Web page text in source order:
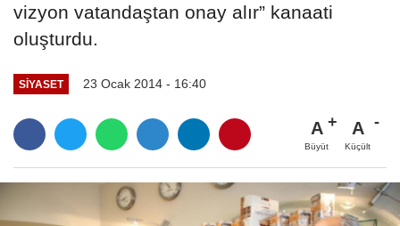
vizyon vatandaştan onay alır” kanaati
oluşturdu.
SİYASET 23 Ocak 2014 - 16:40
A
Büyüt
A
Küçült